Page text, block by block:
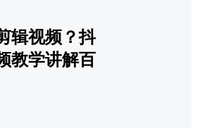
辑视频？抖
教学讲解百